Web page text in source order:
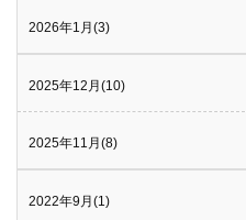
2026年1月(3)
2025年12月(10)
2025年11月(8)
2022年9月(1)